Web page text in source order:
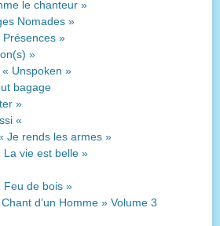
le chanteur »
Nomades »
»
»
Unspoken »
bagage
»
«
Je rends les armes »
La vie est belle »
Feu de bois »
d’un Homme » Volume 3